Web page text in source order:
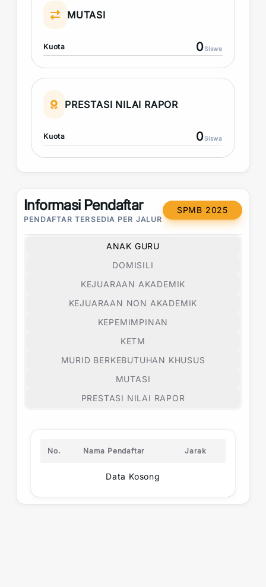
MUTASI
Kuota 0Siswa
PRESTASI NILAI RAPOR
Kuota 0Siswa
Informasi Pendaftar
PENDAFTAR TERSEDIA PER JALUR
SPMB 2025
ANAK GURU
DOMISILI
KEJUARAAN AKADEMIK
KEJUARAAN NON AKADEMIK
KEPEMIMPINAN
KETM
MURID BERKEBUTUHAN KHUSUS
MUTASI
PRESTASI NILAI RAPOR
No. Nama Pendaftar Jarak
Data Kosong